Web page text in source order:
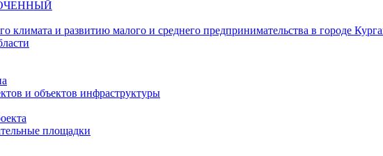
климата и развитию малого и среднего предпринимательства в городе
и объектов инфраструктуры
площадки